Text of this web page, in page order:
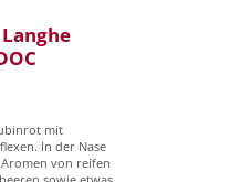
mit
In der Nase
von reifen